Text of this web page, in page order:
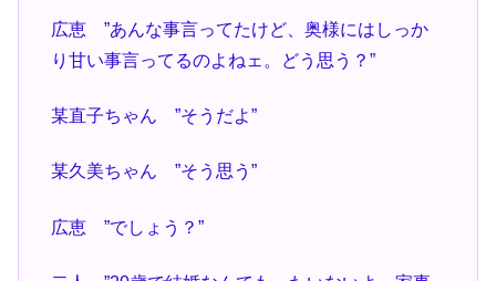
広恵 ”あんな事言ってたけど、奥様にはしっか
り甘い事言ってるのよねェ。どう思う？”
某直子ちゃん ”そうだよ”
某久美ちゃん ”そう思う”
広恵 ”でしょう？”